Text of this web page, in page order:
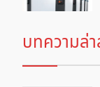
บทความล่